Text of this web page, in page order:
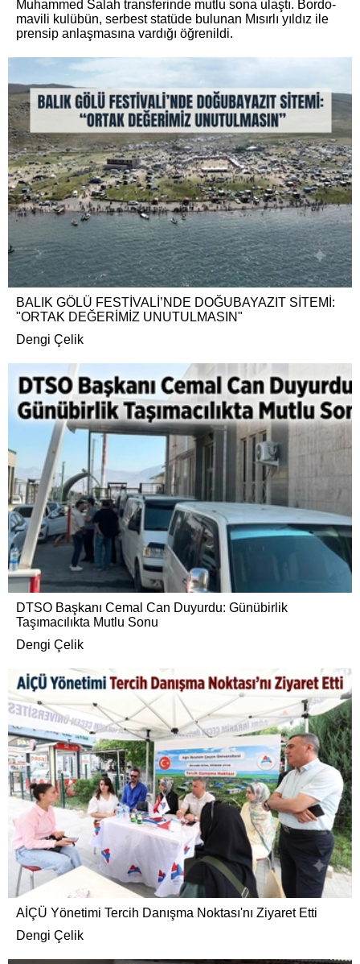
Muhammed Salah transferinde mutlu sona ulaştı. Bordo-
mavili kulübün, serbest statüde bulunan Mısırlı yıldız ile
prensip anlaşmasına vardığı öğrenildi.
BALIK GÖLÜ FESTİVALİ’NDE DOĞUBAYAZIT SİTEMİ:
"ORTAK DEĞERİMİZ UNUTULMASIN"
Dengi Çelik
DTSO Başkanı Cemal Can Duyurdu: Günübirlik
Taşımacılıkta Mutlu Sonu
Dengi Çelik
AİÇÜ Yönetimi Tercih Danışma Noktası'nı Ziyaret Etti
Dengi Çelik